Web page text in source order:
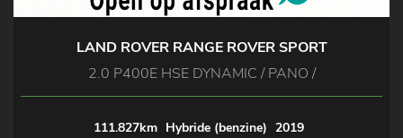
LAND ROVER RANGE ROVER SPORT
2.0 P400E HSE DYNAMIC / PANO /
111.827km Hybride (benzine) 2019